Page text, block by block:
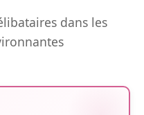
dans les